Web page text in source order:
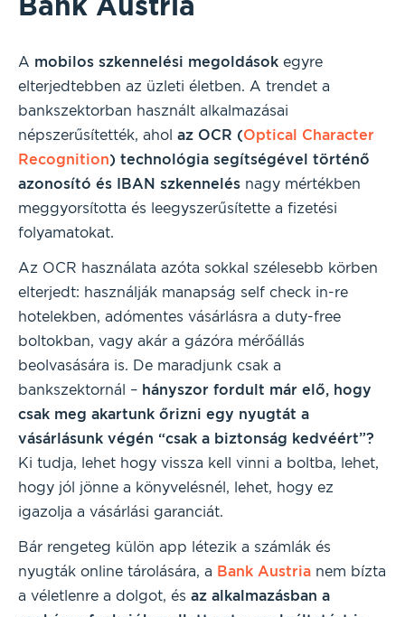
A mobilos szkennelési megoldások egyre
elterjedtebben az üzleti életben. A trendet a
bankszektorban használt alkalmazásai
népszerűsítették, ahol az OCR (Optical Character
Recognition) technológia segítségével történő
azonosító és IBAN szkennelés nagy mértékben
meggyorsította és leegyszerűsítette a fizetési
folyamatokat.
Az OCR használata azóta sokkal szélesebb körben
elterjedt: használják manapság self check in-re
hotelekben, adómentes vásárlásra a duty-free
boltokban, vagy akár a gázóra mérőállás
beolvasására is. De maradjunk csak a
bankszektornál – hányszor fordult már elő, hogy
csak meg akartunk őrizni egy nyugtát a
vásárlásunk végén “csak a biztonság kedvéért”?
Ki tudja, lehet hogy vissza kell vinni a boltba, lehet,
hogy jól jönne a könyvelésnél, lehet, hogy ez
igazolja a vásárlási garanciát.
Bár rengeteg külön app létezik a számlák és
nyugták online tárolására, a Bank Austria nem bízta
a véletlenre a dolgot, és az alkalmazásban a